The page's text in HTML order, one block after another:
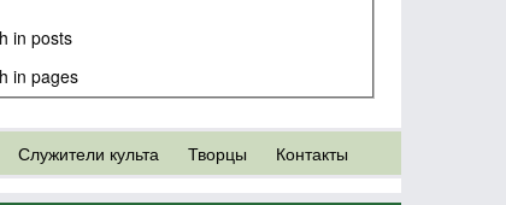
in posts
in pages
Служители культа Творцы Контакты